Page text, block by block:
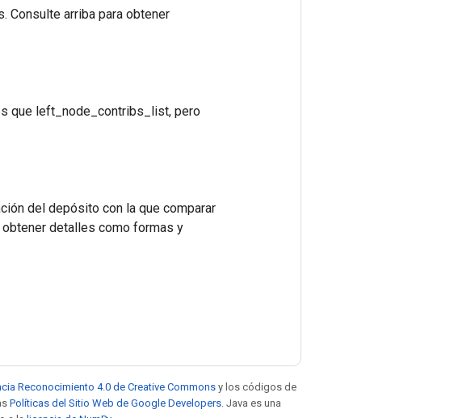
Consulte arriba para obtener
que left_node_contribs_list, pero
del depósito con la que comparar
obtener detalles como formas y
Reconocimiento 4.0 de Creative Commonsy los códigos de
Políticas del Sitio Web de Google Developers . Java es una